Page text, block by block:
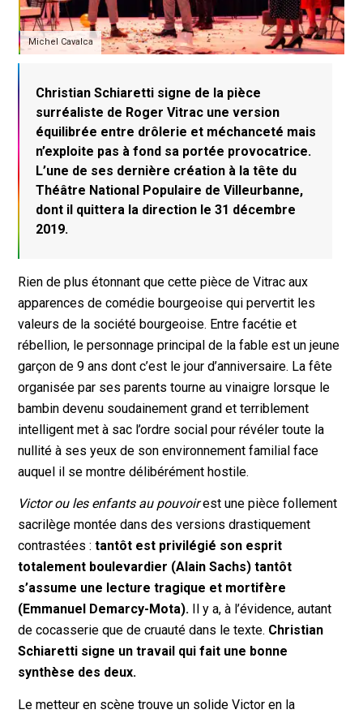
Michel Cavalca
Christian Schiaretti signe de la pièce
surréaliste de Roger Vitrac une version
équilibrée entre drôlerie et méchanceté mais
n’exploite pas à fond sa portée provocatrice.
L’une de ses dernière création à la tête du
Théâtre National Populaire de Villeurbanne,
dont il quittera la direction le 31 décembre
2019.
Rien de plus étonnant que cette pièce de Vitrac aux
apparences de comédie bourgeoise qui pervertit les
valeurs de la société bourgeoise. Entre facétie et
rébellion, le personnage principal de la fable est un jeune
garçon de 9 ans dont c’est le jour d’anniversaire. La fête
organisée par ses parents tourne au vinaigre lorsque le
bambin devenu soudainement grand et terriblement
intelligent met à sac l’ordre social pour révéler toute la
nullité à ses yeux de son environnement familial face
auquel il se montre délibérément hostile.
Victor ou les enfants au pouvoirest une pièce follement
sacrilège montée dans des versions drastiquement
contrastées :tantôt est privilégié son esprit
totalement boulevardier (Alain Sachs) tantôt
s’assume une lecture tragique et mortifère
(Emmanuel Demarcy-Mota). Il y a, à l’évidence, autant
de cocasserie que de cruauté dans le texte. Christian
Schiaretti signe un travail qui fait une bonne
synthèse des deux.
Le metteur en scène trouve un solide Victor en la